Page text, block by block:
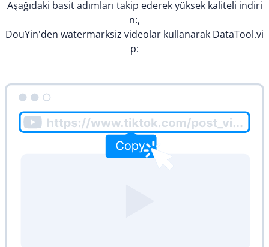
Aşağıdaki basit adımları takip ederek yüksek kaliteli indiri
n:,
DouYin'den watermarksiz videolar kullanarak DataTool.vi
p: